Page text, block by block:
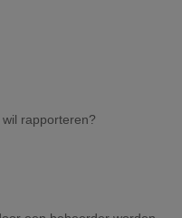
rapporteren?